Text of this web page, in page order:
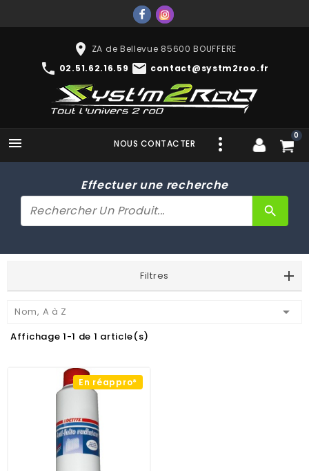
place ZA de Bellevue 85600 BOUFFERE
phone 02.51.62.16.59 mail contact@systm2roo.fr
 0
NOUS CONTACTER
Effectuer une recherche
search
Filtres
Nom, A à Z 
Affichage 1-1 de 1 article(s)
En réappro*